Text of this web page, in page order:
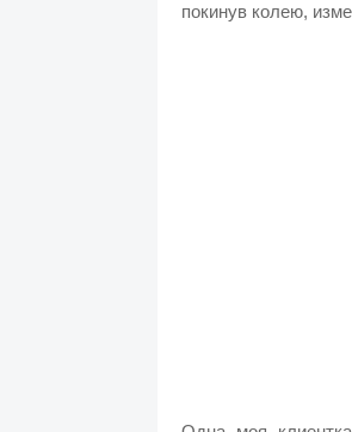
покинув колею,